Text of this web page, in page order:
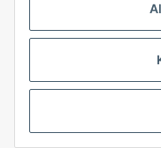
Datenschutz